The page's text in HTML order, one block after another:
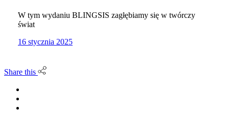
W tym wydaniu BLINGSIS zagłębiamy się w twórczy
świat
16 stycznia 2025
Share this